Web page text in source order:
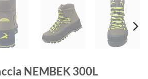
NEMBEK 300L